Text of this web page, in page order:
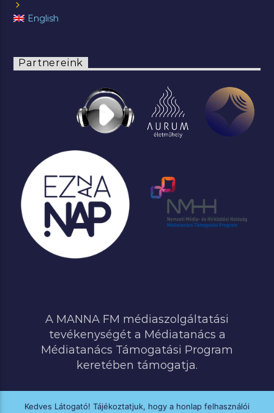
English
Partnereink
A MANNA FM médiaszolgáltatási
tevékenységét a Médiatanács a
Médiatanács Támogatási Program
keretében támogatja.
Kedves Látogató! Tájékoztatjuk, hogy a honlap felhasználói